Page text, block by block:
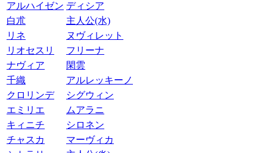
アルハイゼン ディシア
白朮
主人公(水)
リネ
ヌヴィレット
リオセスリ
フリーナ
ナヴィア
閑雲
千織
アルレッキーノ
クロリンデ
シグウィン
エミリエ
ムアラニ
キィニチ
シロネン
チャスカ
マーヴィカ